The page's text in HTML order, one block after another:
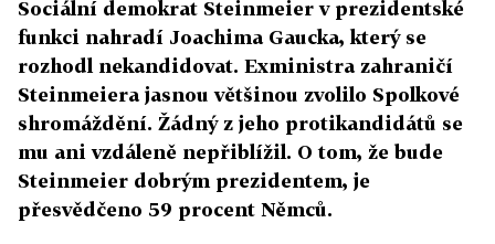
Sociální demokrat Steinmeier v prezidentské
funkci nahradí Joachima Gaucka, který se
rozhodl nekandidovat. Exministra zahraničí
Steinmeiera jasnou většinou zvolilo Spolkové
shromáždění. Žádný z jeho protikandidátů se
mu ani vzdáleně nepřiblížil. O tom, že bude
Steinmeier dobrým prezidentem, je
přesvědčeno 59 procent Němců.